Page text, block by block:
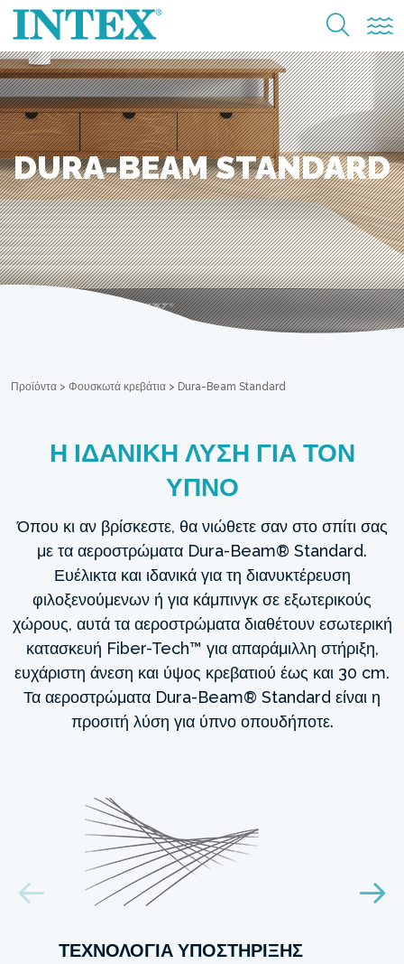
DURA-BEAM STANDARD
Προϊόντα > Φουσκωτά κρεβάτια > Dura-Beam Standard
Η ΙΔΑΝΙΚΗ ΛΥΣΗ ΓΙΑ ΤΟΝ
ΥΠΝΟ
Όπου κι αν βρίσκεστε, θα νιώθετε σαν στο σπίτι σας
με τα αεροστρώματα Dura-Beam® Standard.
Ευέλικτα και ιδανικά για τη διανυκτέρευση
φιλοξενούμενων ή για κάμπινγκ σε εξωτερικούς
χώρους, αυτά τα αεροστρώματα διαθέτουν εσωτερική
κατασκευή Fiber-Tech™ για απαράμιλλη στήριξη,
ευχάριστη άνεση και ύψος κρεβατιού έως και 30 cm.
Τα αεροστρώματα Dura-Beam® Standard είναι η
προσιτή λύση για ύπνο οπουδήποτε.
ΤΕΧΝΟΛΟΓΊΑ ΥΠΟΣΤΉΡΙΞΗΣ